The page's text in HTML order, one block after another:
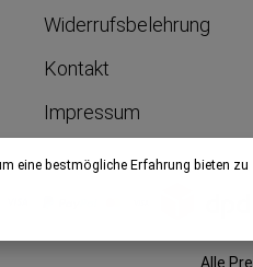
Widerrufsbelehrung
Kontakt
Impressum
Alle
eine bestmögliche Erfahrung bieten zu